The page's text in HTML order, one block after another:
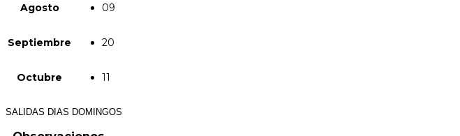
Agosto 09
Septiembre 20
Octubre 11
SALIDAS DIAS DOMINGOS